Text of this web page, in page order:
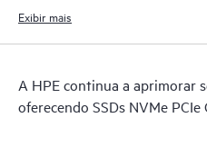
Exibir mais
A HPE continua a aprimorar
oferecendo SSDs NVMe PCIe